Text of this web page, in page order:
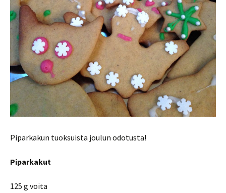
Piparkakun tuoksuista joulun odotusta!
Piparkakut
125 g voita